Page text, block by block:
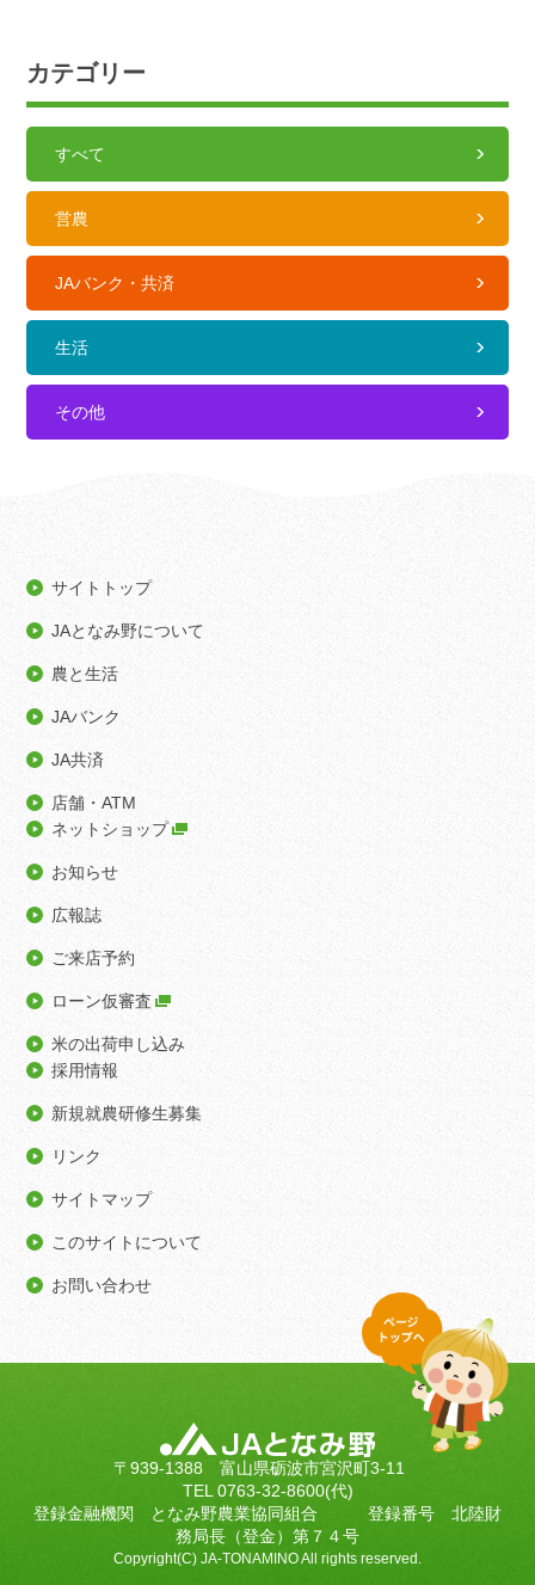
カテゴリー
すべて
営農
JAバンク・共済
生活
その他
サイトトップ
JAとなみ野について
農と生活
JAバンク
JA共済
店舗・ATM
ネットショップ
お知らせ
広報誌
ご来店予約
ローン仮審査
米の出荷申し込み
採用情報
新規就農研修生募集
リンク
サイトマップ
このサイトについて
お問い合わせ
〒939-1388 富山県砺波市宮沢町3-11
TEL 0763-32-8600(代)
登録金融機関 となみ野農業協同組合 登録番号 北陸財
務局長（登金）第７４号
Copyright(C) JA-TONAMINO All rights reserved.